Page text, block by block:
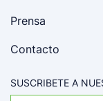
Prensa
Contacto
SUSCRIBETE A